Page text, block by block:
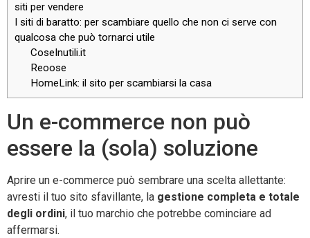
siti per vendere
I siti di baratto: per scambiare quello che non ci serve con
qualcosa che può tornarci utile
CoseInutili.it
Reoose
HomeLink: il sito per scambiarsi la casa
Un e-commerce non può
essere la (sola) soluzione
Aprire un e-commerce può sembrare una scelta allettante:
avresti il tuo sito sfavillante, la gestione completa e totale
degli ordini, il tuo marchio che potrebbe cominciare ad
affermarsi.